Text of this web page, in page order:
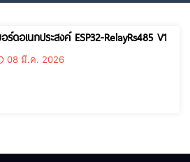
ร์ดอเนกประสงค์ ESP32-RelayRs485 V1
08 มี.ค. 2026